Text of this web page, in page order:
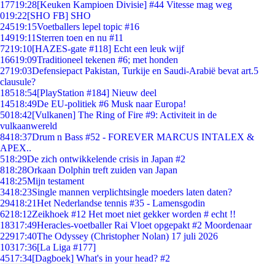
17719:28[Keuken Kampioen Divisie] #44 Vitesse mag weg
019:22[SHO FB] SHO
24519:15Voetballers lepel topic #16
14919:11 Sterren toen en nu #11
7219:10[HAZES-gate #118] Echt een leuk wijf
16619:09Traditioneel tekenen #6; met honden
2719:03Defensiepact Pakistan, Turkije en Saudi-Arabië bevat art.5
clausule?
18518:54[PlayStation #184] Nieuw deel
14518:49De EU-politiek #6 Musk naar Europa!
5018:42[Vulkanen] The Ring of Fire #9: Activiteit in de
vulkaanwereld
8418:37Drum n Bass #52 - FOREVER MARCUS INTALEX &
APEX..
518:29De zich ontwikkelende crisis in Japan #2
818:28Orkaan Dolphin treft zuiden van Japan
418:25Mijn testament
3418:23Single mannen verplichtsingle moeders laten daten?
29418:21Het Nederlandse tennis #35 - Lamensgodin
6218:12Zeikhoek #12 Het moet niet gekker worden # echt !!
18317:49Heracles-voetballer Rai Vloet opgepakt #2 Moordenaar
22917:40The Odyssey (Christopher Nolan) 17 juli 2026
10317:36[La Liga #177]
4517:34[Dagboek] What's in your head? #2